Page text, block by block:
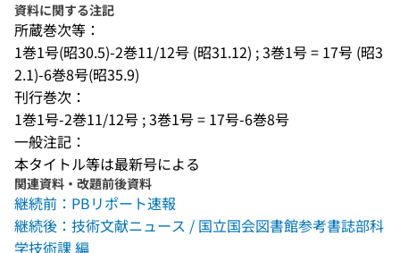
資料に関する注記
所蔵巻次等：
1巻1号(昭30.5)-2巻11/12号 (昭31.12) ; 3巻1号 = 17号 (昭3
2.1)-6巻8号(昭35.9)
刊行巻次：
1巻1号-2巻11/12号 ; 3巻1号 = 17号-6巻8号
一般注記：
本タイトル等は最新号による
関連資料・改題前後資料
継続前：PBリポート速報
継続後：技術文献ニュース / 国立国会図書館参考書誌部科
学技術課 編